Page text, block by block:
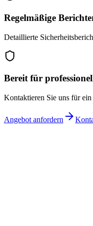
Regelmäßige
Detaillierte
Bereit für
Kontaktieren Sie uns für
Angebot anfordern